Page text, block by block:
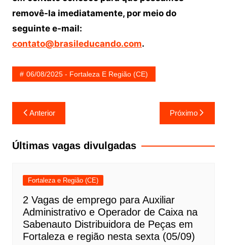
removê-la imediatamente, por meio do
seguinte e-mail:
contato@brasileducando.com.
06/08/2025 - Fortaleza E Região (CE)
Navegação
de
Post
Anterior Próximo
Últimas vagas divulgadas
Fortaleza e Região (CE)
2 Vagas de emprego para Auxiliar
Administrativo e Operador de Caixa na
Sabenauto Distribuidora de Peças em
Fortaleza e região nesta sexta (05/09)